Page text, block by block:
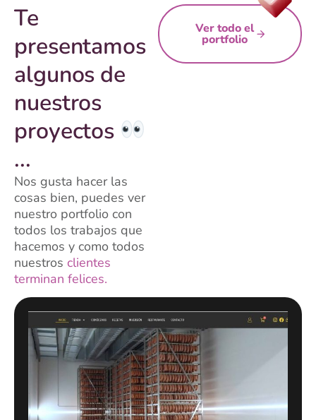
Te
presentamos
algunos de
nuestros
proyectos
...
Nos gusta hacer las
cosas bien, puedes ver
nuestro portfolio con
todos los trabajos que
hacemos y como todos
nuestros clientes
terminan felices.
Ver todo el
portfolio